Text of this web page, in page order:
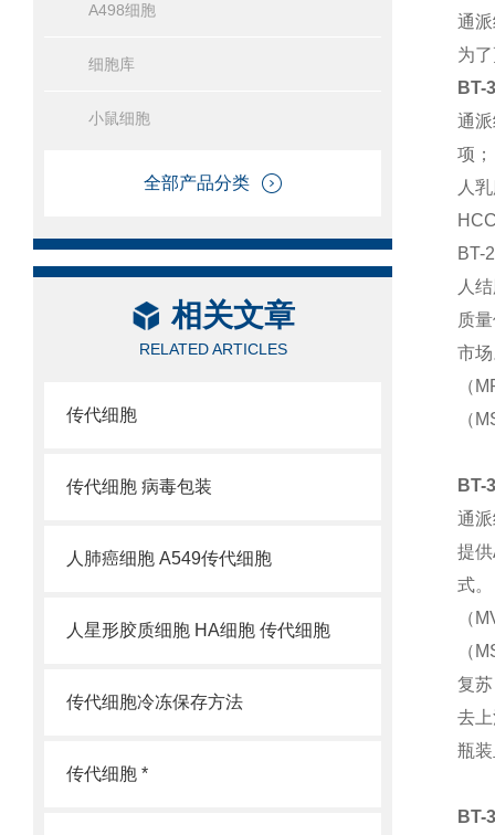
A498细胞
细胞库
小鼠细胞
全部产品分类
相关文章
RELATED ARTICLES
传代细胞
传代细胞 病毒包装
人肺癌细胞 A549传代细胞
人星形胶质细胞 HA细胞 传代细胞
传代细胞冷冻保存方法
传代细胞 *
通
为
BT-
通
项；
人
BT-
人
质
市
（
（
BT-
通
提
式。
（
（
复
去
瓶
BT-